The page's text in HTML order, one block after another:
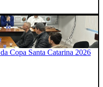
de Hydalgo ocorre
Copa Santa Catarina 2026